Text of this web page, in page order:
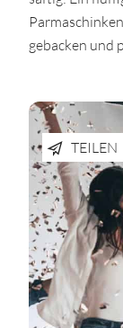
gebacken und
TEILEN